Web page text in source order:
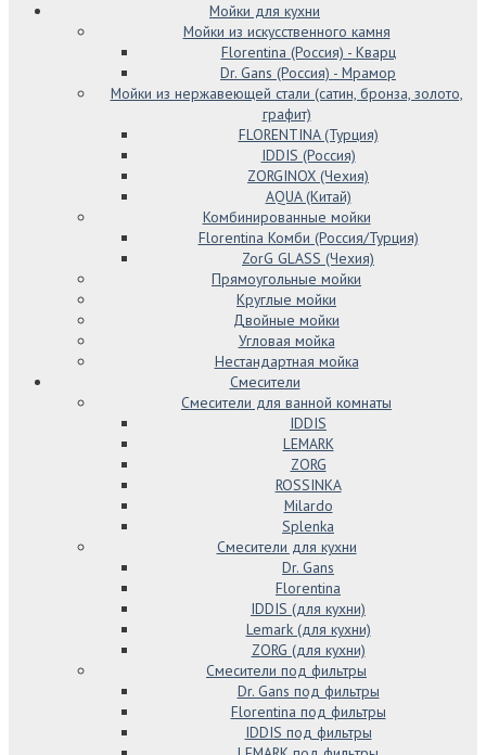
Мойки для кухни
Мойки из искусственного камня
Florentina (Россия) - Кварц
Dr. Gans (Россия) - Мрамор
Мойки из нержавеющей стали (сатин, бронза, золото,
графит)
FLORENTINA (Турция)
IDDIS (Россия)
ZORGINOX (Чехия)
AQUA (Китай)
Комбинированные мойки
Florentina Комби (Россия/Турция)
ZorG GLASS (Чехия)
Прямоугольные мойки
Круглые мойки
Двойные мойки
Угловая мойка
Нестандартная мойка
Смесители
Смесители для ванной комнаты
IDDIS
LEMARK
ZORG
ROSSINKA
Milardo
Splenka
Смесители для кухни
Dr. Gans
Florentina
IDDIS (для кухни)
Lemark (для кухни)
ZORG (для кухни)
Смесители под фильтры
Dr. Gans под фильтры
Florentina под фильтры
IDDIS под фильтры